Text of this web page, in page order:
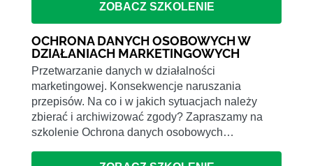
ZOBACZ SZKOLENIE
OCHRONA DANYCH OSOBOWYCH W
DZIAŁANIACH MARKETINGOWYCH
Przetwarzanie danych w działalności
marketingowej. Konsekwencje naruszania
przepisów. Na co i w jakich sytuacjach należy
zbierać i archiwizować zgody? Zapraszamy na
szkolenie Ochrona danych osobowych…